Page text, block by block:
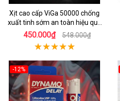
Xịt cao cấp ViGa 50000 chống
xuất tinh sớm an toàn hiệu quả
nhanh
450.000₫ 548.000₫
-12%